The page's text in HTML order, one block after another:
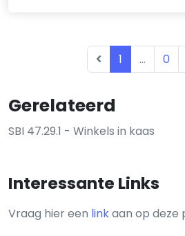
Gerelateerd
SBI 47.29.1 - Winkels in kaas
Interessante Links
Vraag hier een linkaan op deze
1 ... 0